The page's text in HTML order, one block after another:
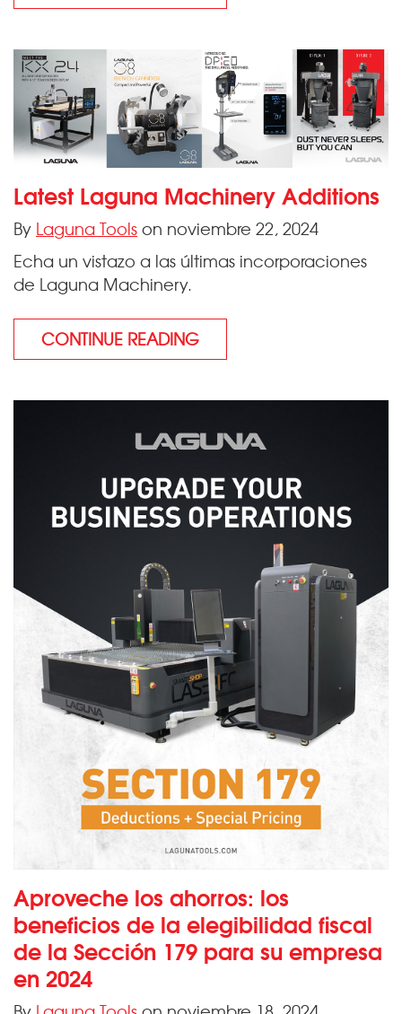
Latest Laguna Machinery Additions
By Laguna Toolson noviembre 22, 2024
Echa un vistazo a las últimas incorporaciones
de Laguna Machinery.
CONTINUE READING
Aproveche los ahorros: los
beneficios de la elegibilidad fiscal
de la Sección 179 para su empresa
en 2024